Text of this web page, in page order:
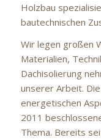
Holzbau
bautechnischen
Wir legen großen
Materialien,
Dachisolierung
unserer Arbeit.
energetischen
2011
Thema. Bereits